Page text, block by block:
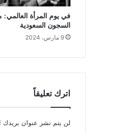
في يوم المرأة
السجون السعودية
9 مارس، 2024
اترك تعليقاً
لن يتم نشر عنوان بريدك